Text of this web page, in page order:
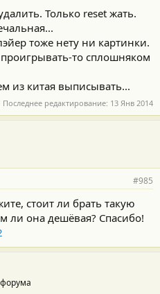
Только reset жать.
тоже нету ни картинки.
то сплошняком
из китая выписывать...
Последнее редактирование: 13 Янв 2014
#985
стоит ли брать такую
ли она дешёвая? Спасибо!